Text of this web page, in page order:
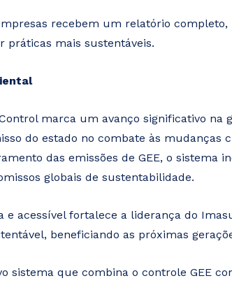
recebem um relatório
práticas mais sustentáveis.
marca um avanço significativo na
do estado no combate às mudanças
das emissões de GEE, o sistema
globais de sustentabilidade.
e acessível fortalece a liderança do
beneficiando as próximas
sistema que combina o controle GEE